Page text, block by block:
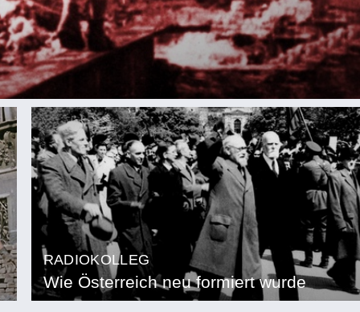
RADIOKOLLEG
Wie Österreich neu formiert wurde